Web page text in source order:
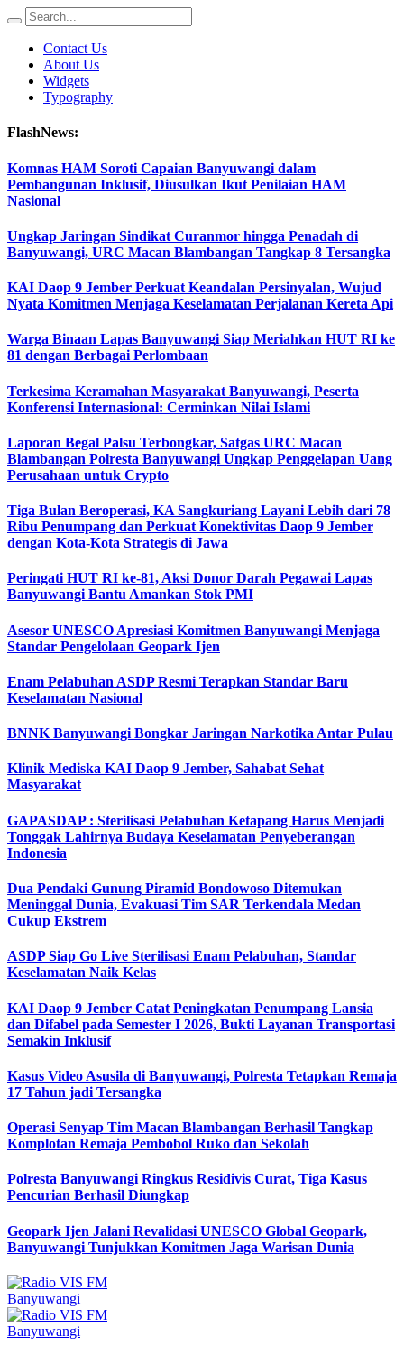
Contact Us
About Us
Widgets
Typography
FlashNews:
Komnas HAM Soroti Capaian Banyuwangi dalam
Pembangunan Inklusif, Diusulkan Ikut Penilaian HAM
Nasional
Ungkap Jaringan Sindikat Curanmor hingga Penadah di
Banyuwangi, URC Macan Blambangan Tangkap 8 Tersangka
KAI Daop 9 Jember Perkuat Keandalan Persinyalan, Wujud
Nyata Komitmen Menjaga Keselamatan Perjalanan Kereta Api
Warga Binaan Lapas Banyuwangi Siap Meriahkan HUT RI ke
81 dengan Berbagai Perlombaan
Terkesima Keramahan Masyarakat Banyuwangi, Peserta
Konferensi Internasional: Cerminkan Nilai Islami
Laporan Begal Palsu Terbongkar, Satgas URC Macan
Blambangan Polresta Banyuwangi Ungkap Penggelapan Uang
Perusahaan untuk Crypto
Tiga Bulan Beroperasi, KA Sangkuriang Layani Lebih dari 78
Ribu Penumpang dan Perkuat Konektivitas Daop 9 Jember
dengan Kota-Kota Strategis di Jawa
Peringati HUT RI ke-81, Aksi Donor Darah Pegawai Lapas
Banyuwangi Bantu Amankan Stok PMI
Asesor UNESCO Apresiasi Komitmen Banyuwangi Menjaga
Standar Pengelolaan Geopark Ijen
Enam Pelabuhan ASDP Resmi Terapkan Standar Baru
Keselamatan Nasional
BNNK Banyuwangi Bongkar Jaringan Narkotika Antar Pulau
Klinik Mediska KAI Daop 9 Jember, Sahabat Sehat
Masyarakat
GAPASDAP : Sterilisasi Pelabuhan Ketapang Harus Menjadi
Tonggak Lahirnya Budaya Keselamatan Penyeberangan
Indonesia
Dua Pendaki Gunung Piramid Bondowoso Ditemukan
Meninggal Dunia, Evakuasi Tim SAR Terkendala Medan
Cukup Ekstrem
ASDP Siap Go Live Sterilisasi Enam Pelabuhan, Standar
Keselamatan Naik Kelas
KAI Daop 9 Jember Catat Peningkatan Penumpang Lansia
dan Difabel pada Semester I 2026, Bukti Layanan Transportasi
Semakin Inklusif
Kasus Video Asusila di Banyuwangi, Polresta Tetapkan Remaja
17 Tahun jadi Tersangka
Operasi Senyap Tim Macan Blambangan Berhasil Tangkap
Komplotan Remaja Pembobol Ruko dan Sekolah
Polresta Banyuwangi Ringkus Residivis Curat, Tiga Kasus
Pencurian Berhasil Diungkap
Geopark Ijen Jalani Revalidasi UNESCO Global Geopark,
Banyuwangi Tunjukkan Komitmen Jaga Warisan Dunia